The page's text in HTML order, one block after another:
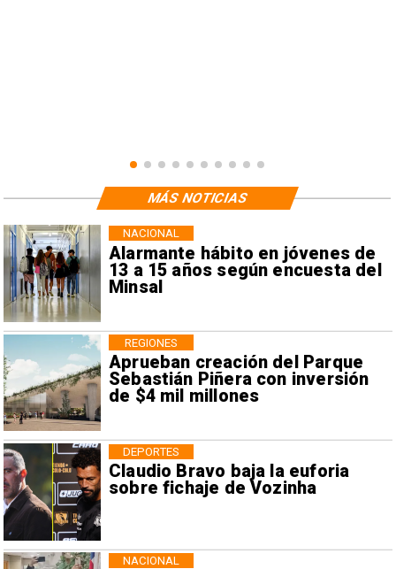
Alarmante hábito en jóvenes de
13 a 15 años según encuesta del
Minsal
NACIONAL
Aprueban creación del Parque
Sebastián Piñera con inversión
de $4 mil millones
REGIONES
Claudio Bravo baja la euforia
sobre fichaje de Vozinha
DEPORTES
NACIONAL
MÁS NOTICIAS